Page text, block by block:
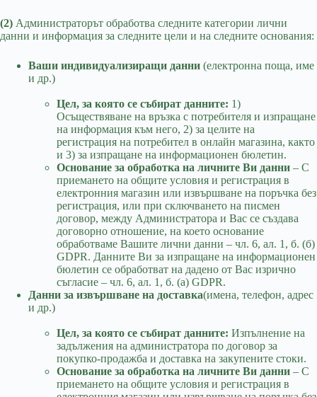
(2) Администраторът обработва следните категории лични
данни и информация за следните цели и на следните основания:
Ваши индивидуализиращи данни (електронна поща, име
и др.)
Цел, за която се събират данните: 1)
Осъществяване на връзка с потребителя и изпращане
на информация към него, 2) за целите на
регистрация на потребител в онлайн магазина, както
и 3) за изпращане на информационен бюлетин.
Основание за обработка на личните Ви данни – С
приемането на общите условия и регистрация в
електронния магазин или извършване на поръчка без
регистрация, или при сключването на писмен
договор, между Администратора и Вас се създава
договорно отношение, на което основание
обработваме Вашите лични данни – чл. 6, ал. 1, б. (б)
GDPR. Данните Ви за изпращане на информационен
бюлетин се обработват на дадено от Вас изрично
съгласие – чл. 6, ал. 1, б. (а) GDPR.
Данни за извършване на доставка(имена, телефон, адрес
и др.)
Цел, за която се събират данните: Изпълнение на
задължения на администратора по договор за
покупко-продажба и доставка на закупените стоки.
Основание за обработка на личните Ви данни – С
приемането на общите условия и регистрация в